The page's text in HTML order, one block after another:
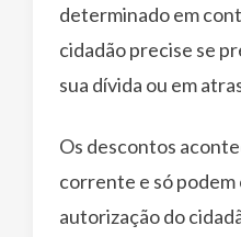
determinado em
cidadão precise se
sua dívida ou em
Os descontos
corrente e só podem
autorização do